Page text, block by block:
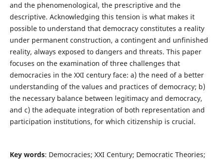
and the phenomenological, the prescriptive and the
descriptive. Acknowledging this tension is what makes it
possible to understand that democracy constitutes a reality
under permanent construction, a contingent and unfinished
reality, always exposed to dangers and threats. This paper
focuses on the examination of three challenges that
democracies in the XXI century face: a) the need of a better
understanding of the values and practices of democracy; b)
the necessary balance between legitimacy and democracy,
and c) the adequate integration of both representation and
participation institutions, for which citizenship is crucial.
Key words: Democracies; XXI Century; Democratic Theories;